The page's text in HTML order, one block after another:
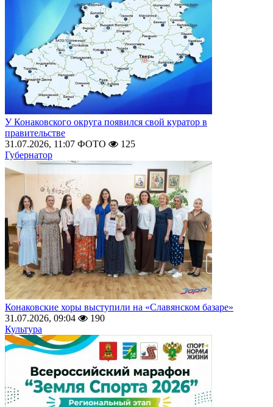
У Конаковского округа появился свой куратор в
правительстве
31.07.2026, 11:07 ФОТО
125
Губернатор
Конаковские хоры выступили на «Славянском базаре»
31.07.2026, 09:04
190
Культура